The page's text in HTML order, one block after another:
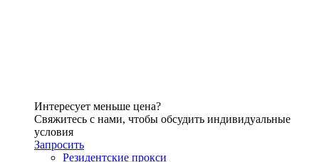
Интересует меньше цена?
Свяжитесь с нами, чтобы обсудить индивидуальные
условия
Запросить
Резидентские прокси